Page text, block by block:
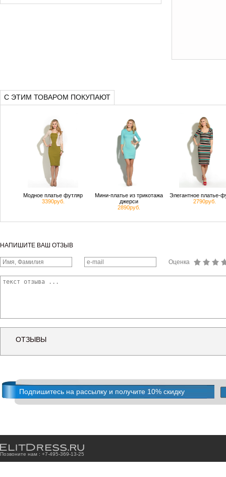
С ЭТИМ ТОВАРОМ ПОКУПАЮТ
Модное платье футляр
3390руб.
Мини-платье из трикотажа
джерси
2890руб.
Элегантное платье-
2790руб.
НАПИШИТЕ ВАШ ОТЗЫВ
Оценка
ОТЗЫВЫ
Подпишитесь на рассылку и получите 10% скидку
Позвоните нам : +7-495-369-13-25